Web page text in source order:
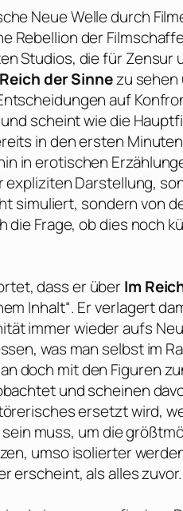
Neue Welle durch
Rebellion der
Studios, die für Zensur
der Sinnezu sehen
auf
scheint wie die
in den ersten
in erotischen
Darstellung,
simuliert, sondern von
Frage, ob dies noch
dass er überIm
Inhalt“. Er verlagert
immer wieder aufs
was man selbst im
doch mit den Figuren
und scheinen
ersetzt wird,
muss, um die
umso isolierter
erscheint, als alles zuvor.